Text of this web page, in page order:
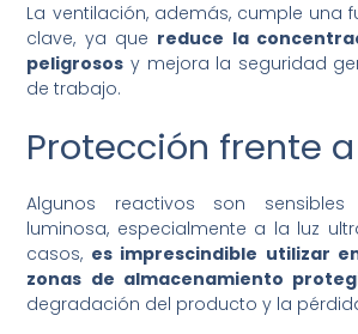
La ventilación, además, cumple una
clave, ya que reduce la
peligrosos y mejora la seguridad
de trabajo.
Protección frente
Algunos reactivos son
luminosa, especialmente a la luz
casos, es imprescindible utilizar
zonas de almacenamiento
degradación del producto y la